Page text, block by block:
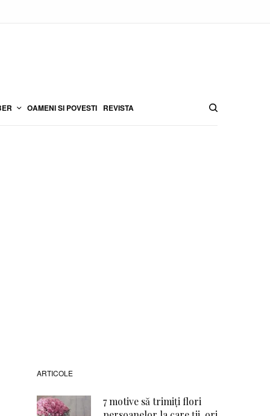
OAMENI SI POVESTI REVISTA
ARTICOLE
7 motive să trimiți flori